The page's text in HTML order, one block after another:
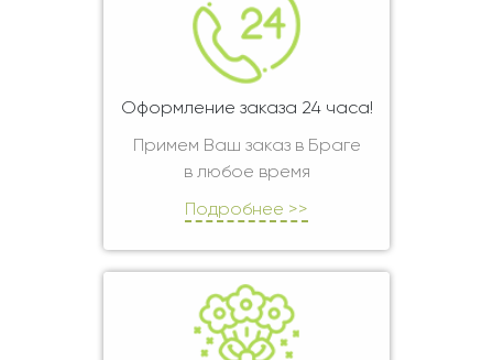
Оформление заказа 24 часа!
Примем Ваш заказ в Браге
в любое время
Подробнее >>